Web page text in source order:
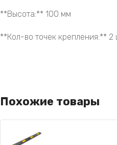
**Высота:** 100 мм
**Кол-во точек крепления:** 2
Похожие товары